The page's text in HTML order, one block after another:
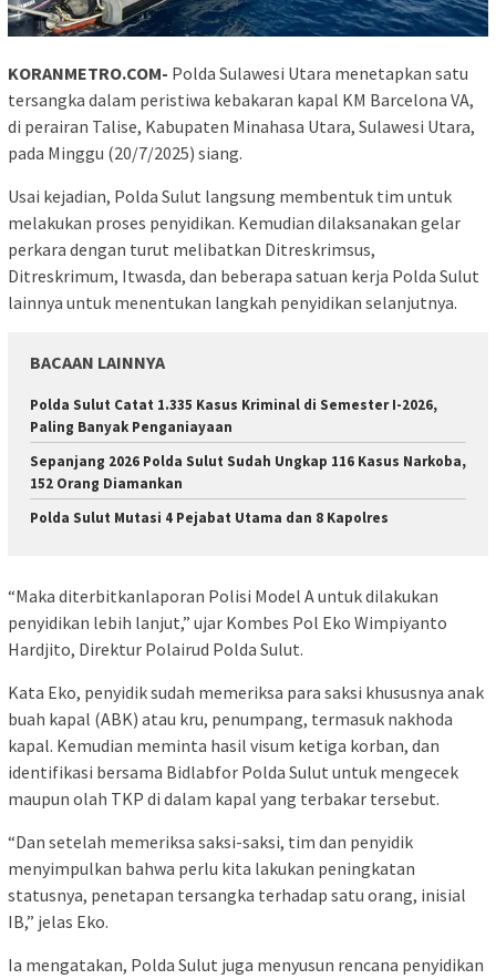
KORANMETRO.COM- Polda Sulawesi Utara menetapkan satu
tersangka dalam peristiwa kebakaran kapal KM Barcelona VA,
di perairan Talise, Kabupaten Minahasa Utara, Sulawesi Utara,
pada Minggu (20/7/2025) siang.
Usai kejadian, Polda Sulut langsung membentuk tim untuk
melakukan proses penyidikan. Kemudian dilaksanakan gelar
perkara dengan turut melibatkan Ditreskrimsus,
Ditreskrimum, Itwasda, dan beberapa satuan kerja Polda Sulut
lainnya untuk menentukan langkah penyidikan selanjutnya.
BACAAN LAINNYA
Polda Sulut Catat 1.335 Kasus Kriminal di Semester I-2026,
Paling Banyak Penganiayaan
Sepanjang 2026 Polda Sulut Sudah Ungkap 116 Kasus Narkoba,
152 Orang Diamankan
Polda Sulut Mutasi 4 Pejabat Utama dan 8 Kapolres
“Maka diterbitkanlaporan Polisi Model A untuk dilakukan
penyidikan lebih lanjut,” ujar Kombes Pol Eko Wimpiyanto
Hardjito, Direktur Polairud Polda Sulut.
Kata Eko, penyidik sudah memeriksa para saksi khususnya anak
buah kapal (ABK) atau kru, penumpang, termasuk nakhoda
kapal. Kemudian meminta hasil visum ketiga korban, dan
identifikasi bersama Bidlabfor Polda Sulut untuk mengecek
maupun olah TKP di dalam kapal yang terbakar tersebut.
“Dan setelah memeriksa saksi-saksi, tim dan penyidik
menyimpulkan bahwa perlu kita lakukan peningkatan
statusnya, penetapan tersangka terhadap satu orang, inisial
IB,” jelas Eko.
Ia mengatakan, Polda Sulut juga menyusun rencana penyidikan